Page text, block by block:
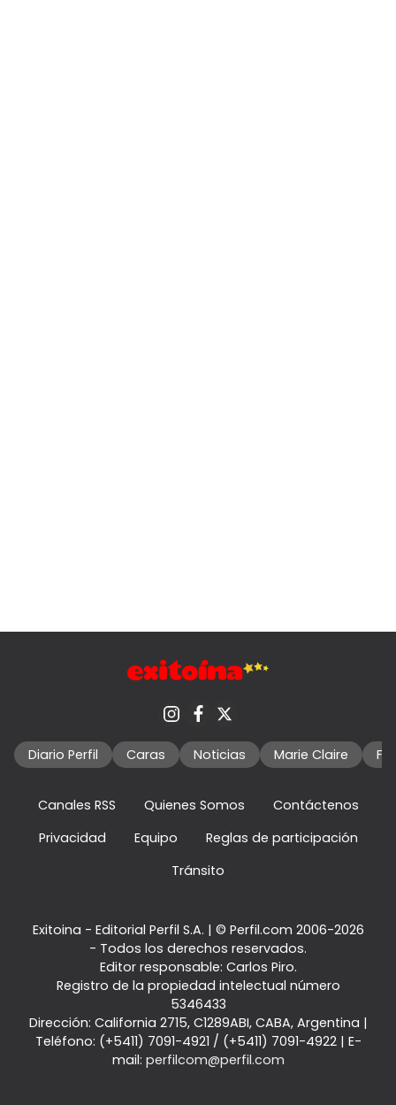
Diario Perfil Caras Noticias Marie Claire
Canales RSS Quienes Somos
Contáctenos
Privacidad
Equipo
Reglas de participación
Tránsito
Exitoina - Editorial Perfil S.A. | © Perfil.com 2006-2026
- Todos los derechos reservados.
Editor responsable: Carlos Piro.
Registro de la propiedad intelectual número
5346433
Dirección: California 2715, C1289ABI, CABA, Argentina |
Teléfono: (+5411) 7091-4921 / (+5411) 7091-4922| E-
mail: perfilcom@perfil.com